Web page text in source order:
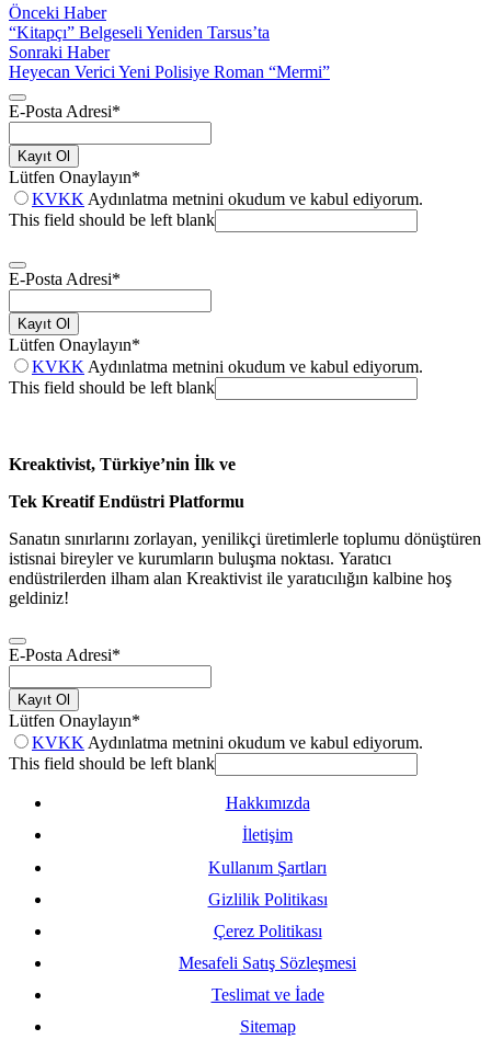
Önceki Haber
“Kitapçı” Belgeseli Yeniden Tarsus’ta
Sonraki Haber
Heyecan Verici Yeni Polisiye Roman “Mermi”
E-Posta Adresi*
Kayıt Ol
Lütfen Onaylayın*
KVKK Aydınlatma metnini okudum ve kabul ediyorum.
This field should be left blank
E-Posta Adresi*
Kayıt Ol
Lütfen Onaylayın*
KVKK Aydınlatma metnini okudum ve kabul ediyorum.
This field should be left blank
Kreaktivist, Türkiye’nin İlk ve
Tek Kreatif Endüstri Platformu
Sanatın sınırlarını zorlayan, yenilikçi üretimlerle toplumu dönüştüren
istisnai bireyler ve kurumların buluşma noktası. Yaratıcı
endüstrilerden ilham alan Kreaktivist ile yaratıcılığın kalbine hoş
geldiniz!
E-Posta Adresi*
Kayıt Ol
Lütfen Onaylayın*
KVKK Aydınlatma metnini okudum ve kabul ediyorum.
This field should be left blank
Hakkımızda
İletişim
Kullanım Şartları
Gizlilik Politikası
Çerez Politikası
Mesafeli Satış Sözleşmesi
Teslimat ve İade
Sitemap